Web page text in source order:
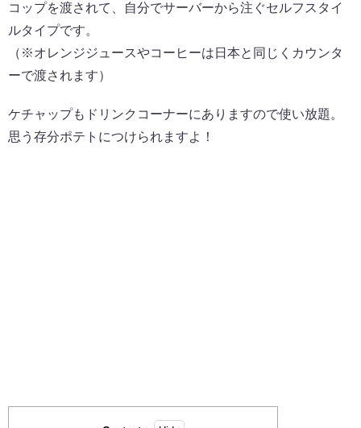
コップを渡されて、自分でサーバーから注ぐセルフスタイ
ルタイプです。
（※オレンジジュースやコーヒーは日本と同じくカウンタ
ーで渡されます）
ケチャップもドリンクコーナーにありますので使い放題。
思う存分ポテトにつけられますよ！